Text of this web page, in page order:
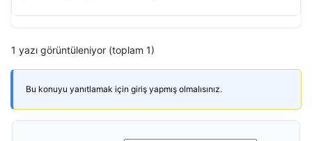
1 yazı görüntüleniyor (toplam 1)
Bu konuyu yanıtlamak için giriş yapmış olmalısınız.